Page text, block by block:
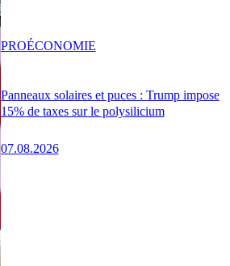
Panneaux solaires et puces : Trump impose
15% de taxes sur le polysilicium
07.08.2026
PROÉCONOMIE